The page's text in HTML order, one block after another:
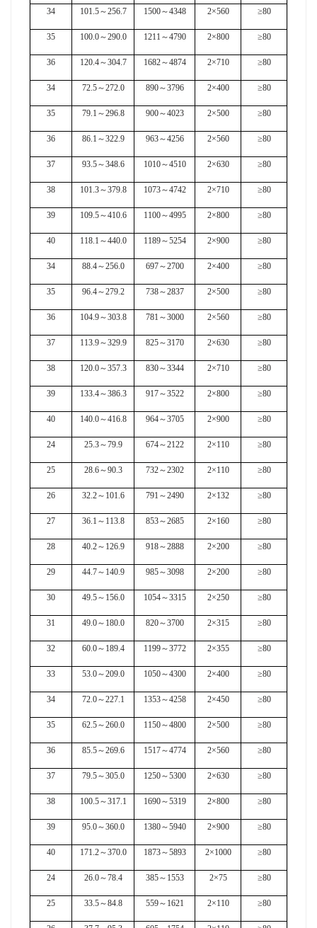
34 101.5～256.7 1500～4348 2×560 ≥80
35 100.0～290.0 1211 ～4790 2×800 ≥80
36 120.4～304.7 1682～4874 2×710 ≥80
34 72.5～272.0 890～3796 2×400 ≥80
35 79.1 ～296.8 900～4023 2×500 ≥80
36 86.1 ～322.9 963～4256 2×560 ≥80
37 93.5～348.6 1010～4510 2×630 ≥80
38 101.3～379.8 1073～4742 2×710 ≥80
39 109.5～410.6 1100～4995 2×800 ≥80
40 118.1 ～440.0 1189～5254 2×900 ≥80
34 88.4～256.0 697～2700 2×400 ≥80
35 96.4～279.2 738～2837 2×500 ≥80
36 104.9～303.8 781 ～3000 2×560 ≥80
37 113.9～329.9 825～3170 2×630 ≥80
38 120.0～357.3 830～3344 2×710 ≥80
39 133.4～386.3 917～3522 2×800 ≥80
40 140.0～416.8 964～3705 2×900 ≥80
24 25.3～79.9 674～2122 2×110 ≥80
25 28.6～90.3 732～2302 2×110 ≥80
26 32.2～ 101.6 791 ～2490 2×132 ≥80
27 36.1 ～ 113.8 853～2685 2×160 ≥80
28 40.2～ 126.9 918～2888 2×200 ≥80
29 44.7～ 140.9 985～3098 2×200 ≥80
30 49.5～ 156.0 1054～3315 2×250 ≥80
31 49.0～ 180.0 820～3700 2×315 ≥80
32 60.0～ 189.4 1199～3772 2×355 ≥80
33 53.0～209.0 1050～4300 2×400 ≥80
34 72.0～227.1 1353～4258 2×450 ≥80
35 62.5～260.0 1150～4800 2×500 ≥80
36 85.5～269.6 1517～4774 2×560 ≥80
37 79.5～305.0 1250～5300 2×630 ≥80
38 100.5～317.1 1690～5319 2×800 ≥80
39 95.0～360.0 1380～5940 2×900 ≥80
40 171.2～370.0 1873～5893 2×1000 ≥80
24 26.0～78.4 385～ 1553 2×75 ≥80
25 33.5～84.8 559～ 1621 2×110 ≥80